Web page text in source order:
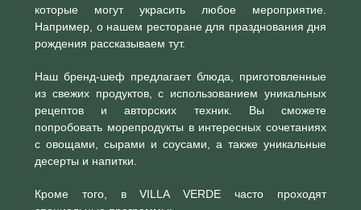
которые могут украсить любое мероприятие.
Например, о нашем ресторане для празднования дня
рождения рассказываем тут.
Наш бренд-шеф предлагает блюда, приготовленные
из свежих продуктов, с использованием уникальных
рецептов и авторских техник. Вы сможете
попробовать морепродукты в интересных сочетаниях
с овощами, сырами и соусами, а также уникальные
десерты и напитки.
Кроме того, в VILLA VERDE часто проходят